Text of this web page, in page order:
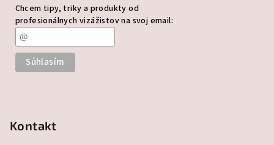
Chcem tipy, triky a produkty od
profesionálnych vizážistov na svoj email:
Kontakt